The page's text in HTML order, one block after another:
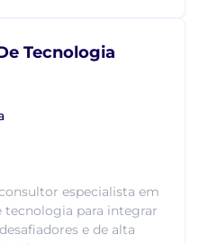
Tecnologia
especialista em
para integrar
e de alta